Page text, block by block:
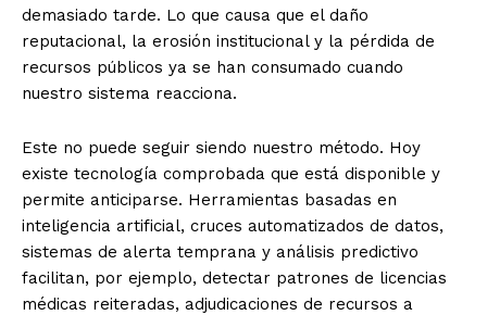
demasiado tarde. Lo que causa que el daño
reputacional, la erosión institucional y la pérdida de
recursos públicos ya se han consumado cuando
nuestro sistema reacciona.
Este no puede seguir siendo nuestro método. Hoy
existe tecnología comprobada que está disponible y
permite anticiparse. Herramientas basadas en
inteligencia artificial, cruces automatizados de datos,
sistemas de alerta temprana y análisis predictivo
facilitan, por ejemplo, detectar patrones de licencias
médicas reiteradas, adjudicaciones de recursos a